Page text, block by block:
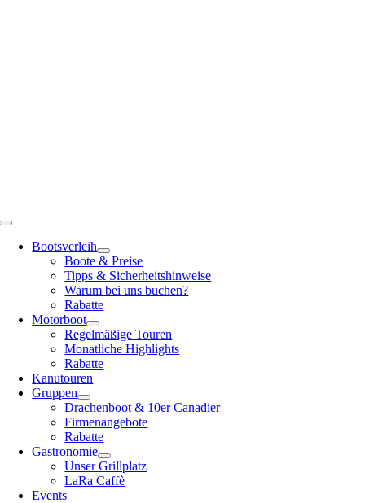
Toggle
NavigationBootsverleih
Boote & Preise
Tipps & Sicherheitshinweise
Warum bei uns buchen?
Rabatte
Motorboot
Regelmäßige Touren
Monatliche Highlights
Rabatte
Kanutouren
Gruppen
Drachenboot & 10er Canadier
Firmenangebote
Rabatte
Gastronomie
Unser Grillplatz
LaRa Caffè
Events